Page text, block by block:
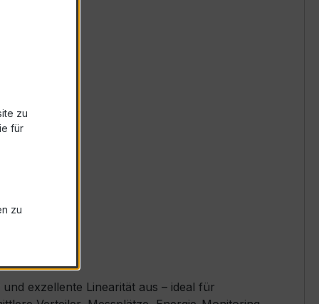
exzellente Linearität aus – ideal für
zu
für
zu